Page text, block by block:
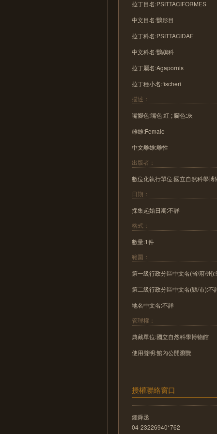
拉丁目名:PSITTACIFORMES
中文目名:鸚形目
拉丁科名:PSITTACIDAE
中文科名:鸚鵡科
拉丁屬名:Agapornis
拉丁種小名:fischeri
描述：
嘴腳色:嘴色:紅 ; 腳色:灰
雌雄:Female
中文雌雄:雌性
出版者：
數位化執行單位:國立自然科學
日期：
採集起始日期:不詳
格式：
數量:1件
範圍：
第一級行政分區中文名(省/府/州
第二級行政分區中文名(縣/市):不
地名中文名:不詳
管理權：
典藏單位:國立自然科學博物館
使用聲明:館內公開瀏覽
授權聯絡窗口
鍾舜丞
04-23226940*762